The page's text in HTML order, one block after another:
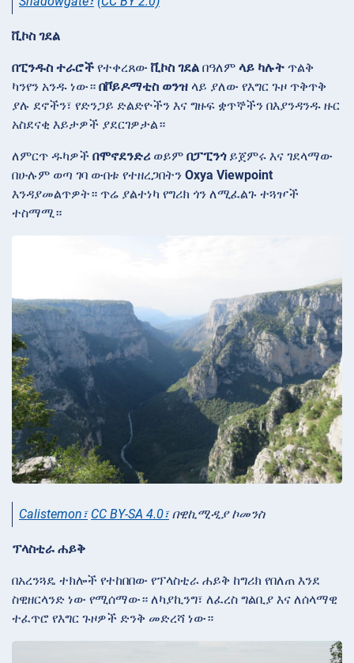
ቪኮስ ገደል
በፒንዱስ ተራሮች የተቀረጸውቪኮስ ገደል በዓለም ላይ ካሉት ጥልቅ
ካንየን አንዱ ነው። በቮይዶማቲስ ወንዝ ላይ ያለው የእግር ጉዞ ጥቅጥቅ
ያሉ ደኖችን፣ የድንጋይ ድልድዮችን እና ግዙፍ ቋጥኞችን በእያንዳንዱ ዙር
አስደናቂ እይታዎች ያደርገዎታል።
ለምርጥ ዱካዎች በሞኖደንድሪወይም በፓፒንጎይጀምሩ እና ገደላማው
በሁሉም ወጣ ገባ ውበቱ የተዘረጋበትን Oxya Viewpoint
እንዳያመልጥዎት። ጥሬ ያልተነካ የግሪክ ጎን ለሚፈልጉ ተጓዦች
ተስማሚ።
Calistemon፣ CC BY-SA 4.0፣በዊኪሚዲያ ኮመንስ
ፕላስቲራ ሐይቅ
በአረንጓዴ ተክሎች የተከበበው የፕላስቲራ ሐይቅ ከግሪክ የበለጠ እንደ
ስዊዘርላንድ ነው የሚሰማው። ለካያኪንግ፣ ለፈረስ ግልቢያ እና ለሰላማዊ
ተፈጥሮ የእግር ጉዞዎች ድንቅ መድረሻ ነው።